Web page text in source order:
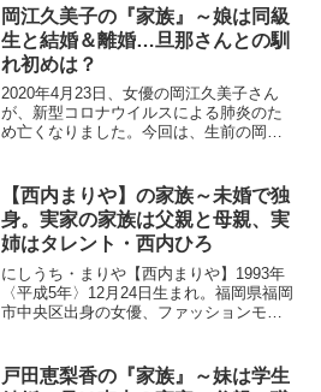
日：1980年〈昭和55年〉7月18日身
長：161cm血...
岡江久美子の『家族』～娘は同級
生と結婚＆離婚…旦那さんとの馴
れ初めは？
2020年4月23日、女優の岡江久美子さん
が、新型コロナウイルスによる肺炎のた
め亡くなりました。今回は、生前の岡江
ィール】名前：岡江久美子（おかえ・く
みこ）生年月日：1...
【西内まりや】の家族～未婚で独
身。実家の家族は父親と母親、実
姉はタレント・西内ひろ
にしうち・まりや【西内まりや】1993年
〈平成5年〉12月24日生まれ。福岡県福岡
市中央区出身の女優、ファッションモデ
You...」supported by...
戸田恵梨香の『家族』～妹は学生